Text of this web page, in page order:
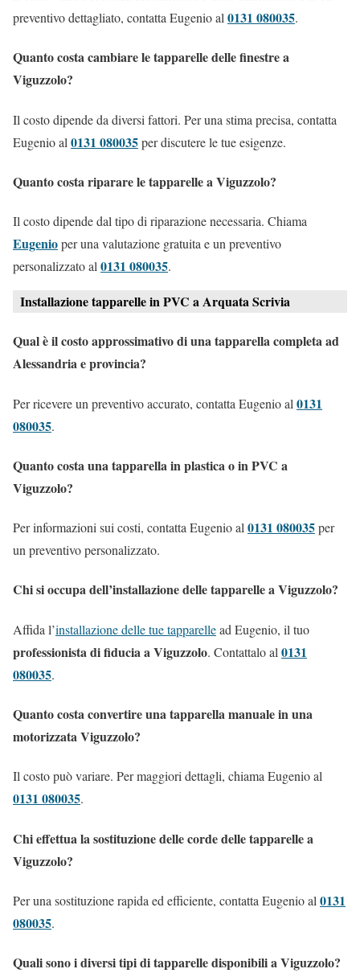
preventivo dettagliato, contatta Eugenio al 0131 080035.
Quanto costa cambiare le tapparelle delle finestre a
Viguzzolo?
Il costo dipende da diversi fattori. Per una stima precisa, contatta
Eugenio al 0131 080035per discutere le tue esigenze.
Quanto costa riparare le tapparelle a Viguzzolo?
Il costo dipende dal tipo di riparazione necessaria. Chiama
Eugenioper una valutazione gratuita e un preventivo
personalizzato al 0131 080035.
Installazione tapparelle in PVC a Arquata Scrivia
Qual è il costo approssimativo di una tapparella completa ad
Alessandria e provincia?
Per ricevere un preventivo accurato, contatta Eugenio al 0131
080035.
Quanto costa una tapparella in plastica o in PVC a
Viguzzolo?
Per informazioni sui costi, contatta Eugenio al 0131 080035per
un preventivo personalizzato.
Chi si occupa dell’installazione delle tapparelle a Viguzzolo?
Affida l’installazione delle tue tapparellead Eugenio, il tuo
professionista di fiducia a Viguzzolo. Contattalo al 0131
080035.
Quanto costa convertire una tapparella manuale in una
motorizzata Viguzzolo?
Il costo può variare. Per maggiori dettagli, chiama Eugenio al
0131 080035.
Chi effettua la sostituzione delle corde delle tapparelle a
Viguzzolo?
Per una sostituzione rapida ed efficiente, contatta Eugenio al 0131
080035.
Quali sono i diversi tipi di tapparelle disponibili a Viguzzolo?